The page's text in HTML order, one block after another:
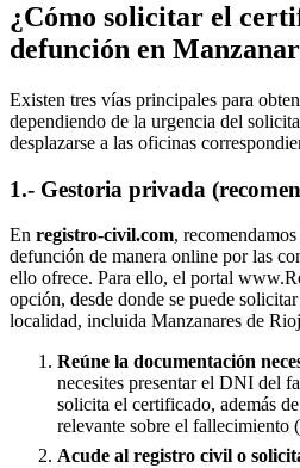
¿Cómo solicitar el
defunción en
Existen tres vías principales para
dependiendo de la urgencia del
desplazarse a las oficinas
1.- Gestoria privada
En registro-civil.com,
defunción de manera online por las
ello ofrece. Para ello, el portal
opción, desde donde se puede
localidad, incluida Manzanares de
Reúne la documentación
necesites presentar el DNI del
solicita el certificado, además
relevante sobre el fallecimiento
Acude al registro civil o